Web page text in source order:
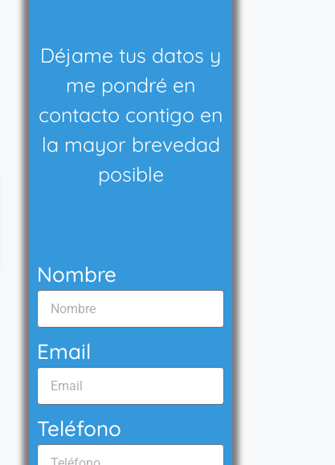
Déjame tus datos y
me pondré en
contacto contigo en
la mayor brevedad
posible
Nombre
Email
Teléfono